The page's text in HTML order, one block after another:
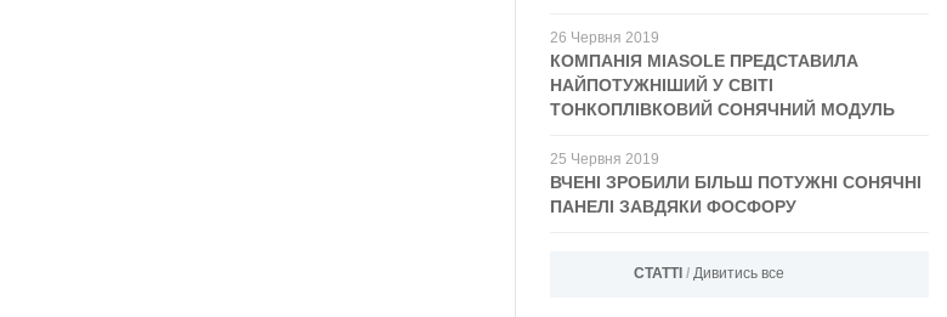
26 Червня 2019
КОМПАНІЯ MIASOLE ПРЕДСТАВИЛА
НАЙПОТУЖНІШИЙ У СВІТІ
ТОНКОПЛІВКОВИЙ СОНЯЧНИЙ МОДУЛЬ
25 Червня 2019
ВЧЕНІ ЗРОБИЛИ БІЛЬШ ПОТУЖНІ СОНЯЧНІ
ПАНЕЛІ ЗАВДЯКИ ФОСФОРУ
СТАТТІ / Дивитись все